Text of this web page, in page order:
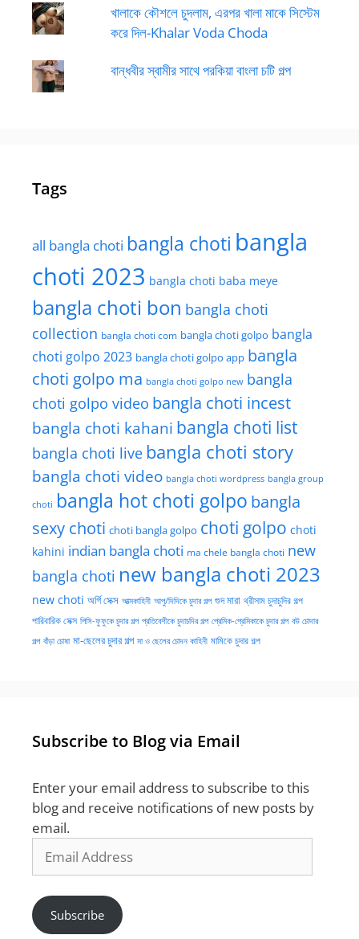
খালাকে কৌশলে চুদলাম, এরপর খালা মাকে সিস্টেম
করে দিল-Khalar Voda Choda
বান্ধবীর স্বামীর সাথে পরকিয়া বাংলা চটি গল্প
Tags
all bangla choti bangla choti bangla
choti 2023 bangla choti baba meye
bangla choti bon bangla choti
collection bangla choti com bangla choti golpo bangla
choti golpo 2023 bangla choti golpo app bangla
choti golpo ma bangla choti golpo new bangla
choti golpo video bangla choti incest
bangla choti kahani bangla choti list
bangla choti live bangla choti story
bangla choti video bangla choti wordpress bangla group
choti bangla hot choti golpo bangla
sexy choti choti bangla golpo choti golpo choti
kahini indian bangla choti ma chele bangla choti new
bangla choti new bangla choti 2023
new choti অর্গি সেক্স আত্মকাহিনী আপু/দিদিকে চুদার গল্প গুদ মারা থ্রীসাম চুদাচুদির গল্প
পারিবারিক সেক্স পিসি-ফুফুকে চুদার গল্প প্রতিবেশীকে চুদাচদির গল্প প্রেমিক-প্রেমিকাকে চুদার গল্প বউ চোদার
গল্প বাঁড়া চোষা মা-ছেলের চুদার গল্প মা ও ছেলের চোদন কাহিনী মামিকে চুদার গল্প
Subscribe to Blog via Email
Enter your email address to subscribe to this
blog and receive notifications of new posts by
email.
Address
Subscribe